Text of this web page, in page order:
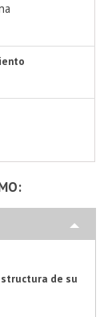
de su